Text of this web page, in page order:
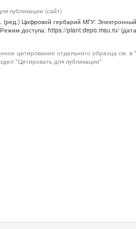
публикации (сайт)
(ред.) Цифровой гербарий МГУ:
доступа: https://plant.depo.msu.ru/
цитирование отдельного образца см. в
"Цитировать для публикации"